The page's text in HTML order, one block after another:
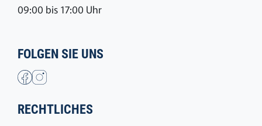
09:00 bis 17:00 Uhr
FOLGEN SIE UNS
RECHTLICHES